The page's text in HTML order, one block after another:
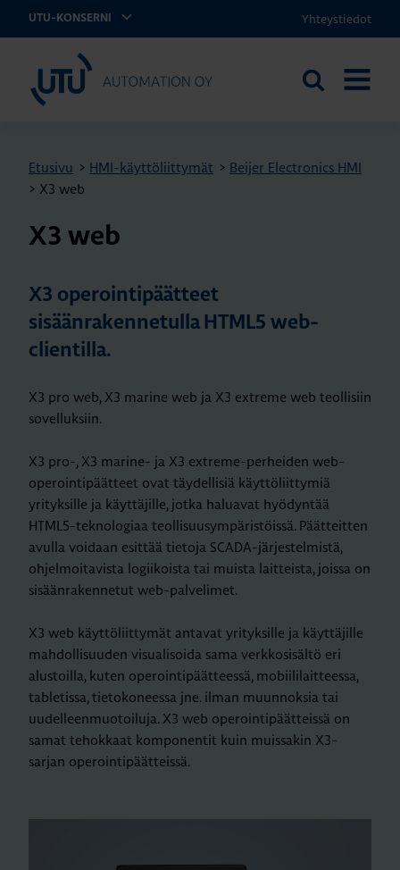
UTU-KONSERNI Yhteystiedot
UTU Automation
Etsi
Etusivu > HMI-käyttöliittymät > Beijer Electronics HMI
> X3 web
X3 web
X3 operointipäätteet
sisäänrakennetulla HTML5 web-
clientilla.
X3 pro web, X3 marine web ja X3 extreme web teollisiin
sovelluksiin.
X3 pro-, X3 marine- ja X3 extreme-perheiden web-
operointipäätteet ovat täydellisiä käyttöliittymiä
yrityksille ja käyttäjille, jotka haluavat hyödyntää
HTML5-teknologiaa teollisuusympäristöissä. Päätteitten
avulla voidaan esittää tietoja SCADA-järjestelmistä,
ohjelmoitavista logiikoista tai muista laitteista, joissa on
sisäänrakennetut web-palvelimet.
X3 web käyttöliittymät antavat yrityksille ja käyttäjille
mahdollisuuden visualisoida sama verkkosisältö eri
alustoilla, kuten operointipäätteessä, mobiililaitteessa,
tabletissa, tietokoneessa jne. ilman muunnoksia tai
uudelleenmuotoiluja. X3 web operointipäätteissä on
samat tehokkaat komponentit kuin muissakin X3-
sarjan operointipäätteissä.